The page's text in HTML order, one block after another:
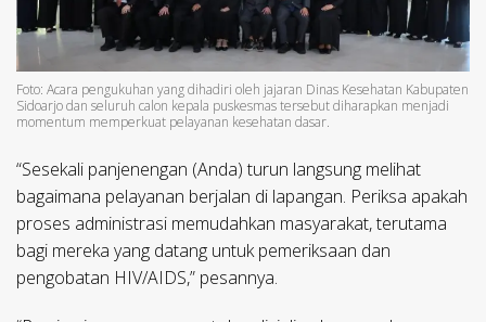
Foto: Acara pengukuhan yang dihadiri oleh jajaran Dinas Kesehatan Kabupaten
Sidoarjo dan seluruh calon kepala puskesmas tersebut diharapkan menjadi
momentum memperkuat pelayanan kesehatan dasar.
“Sesekali panjenengan (Anda) turun langsung melihat
bagaimana pelayanan berjalan di lapangan. Periksa apakah
proses administrasi memudahkan masyarakat, terutama
bagi mereka yang datang untuk pemeriksaan dan
pengobatan HIV/AIDS,” pesannya.